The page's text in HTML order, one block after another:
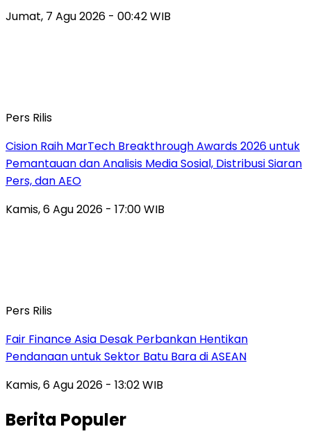
Jumat, 7 Agu 2026 - 00:42 WIB
Pers Rilis
Cision Raih MarTech Breakthrough Awards 2026 untuk
Pemantauan dan Analisis Media Sosial, Distribusi Siaran
Pers, dan AEO
Kamis, 6 Agu 2026 - 17:00 WIB
Pers Rilis
Fair Finance Asia Desak Perbankan Hentikan
Pendanaan untuk Sektor Batu Bara di ASEAN
Kamis, 6 Agu 2026 - 13:02 WIB
Berita Populer